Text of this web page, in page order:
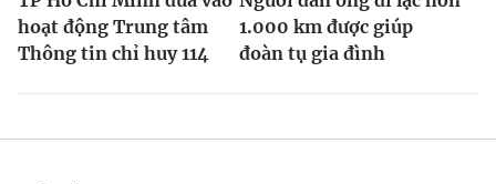
hoạt động Trung tâm
Thông tin chỉ huy 114
1.000 km được giúp
đoàn tụ gia đình